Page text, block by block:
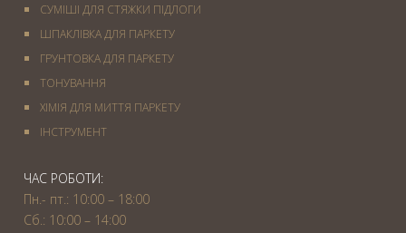
СУМІШІ ДЛЯ СТЯЖКИ ПІДЛОГИ
ШПАКЛІВКА ДЛЯ ПАРКЕТУ
ГРУНТОВКА ДЛЯ ПАРКЕТУ
ТОНУВАННЯ
ХІМІЯ ДЛЯ МИТТЯ ПАРКЕТУ
IНСТРУМЕНТ
ЧАС РОБОТИ:
Пн.- пт.: 10:00 – 18:00
Сб.: 10:00 – 14:00